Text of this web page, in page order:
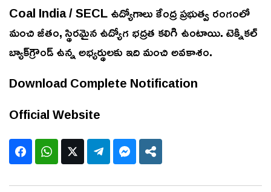
Coal India / SECL ఉద్యోగాలు కేంద్ర ప్రభుత్వ రంగంలో
మంచి జీతం, స్థిరమైన ఉద్యోగ భద్రత కలిగి ఉంటాయి. టెక్నికల్
బ్యాక్‌గ్రౌండ్ ఉన్న అభ్యర్థులకు ఇది మంచి అవకాశం.
Download Complete Notification
Official Website